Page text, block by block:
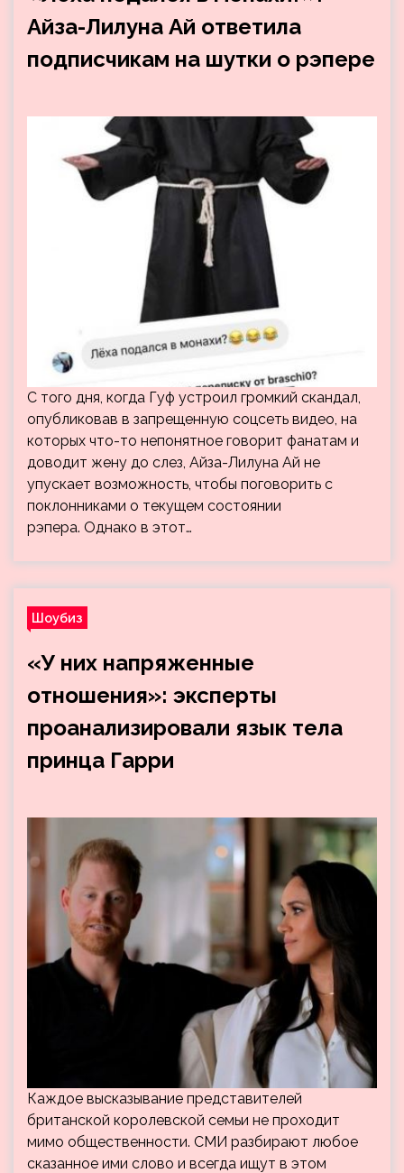
Айза-Лилуна Ай ответила
подписчикам на шутки о рэпере
С того дня, когда Гуф устроил громкий скандал,
опубликовав в запрещенную соцсеть видео, на
которых что-то непонятное говорит фанатам и
доводит жену до слез, Айза-Лилуна Ай не
упускает возможность, чтобы поговорить с
поклонниками о текущем состоянии
рэпера. Однако в этот…
Шоубиз
«У них напряженные
отношения»: эксперты
проанализировали язык тела
принца Гарри
Каждое высказывание представителей
британской королевской семьи не проходит
мимо общественности. СМИ разбирают любое
сказанное ими слово и всегда ищут в этом